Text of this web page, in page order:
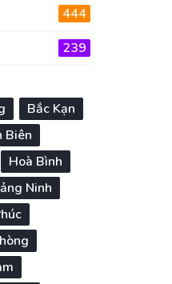
444
239
Bắc Kạn
Biên
Hoà Bình
Ninh